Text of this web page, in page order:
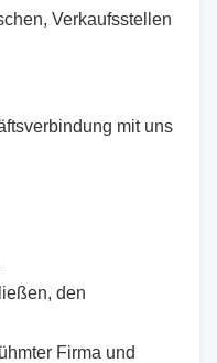
Verkaufsstellen
mit uns
den
Firma und